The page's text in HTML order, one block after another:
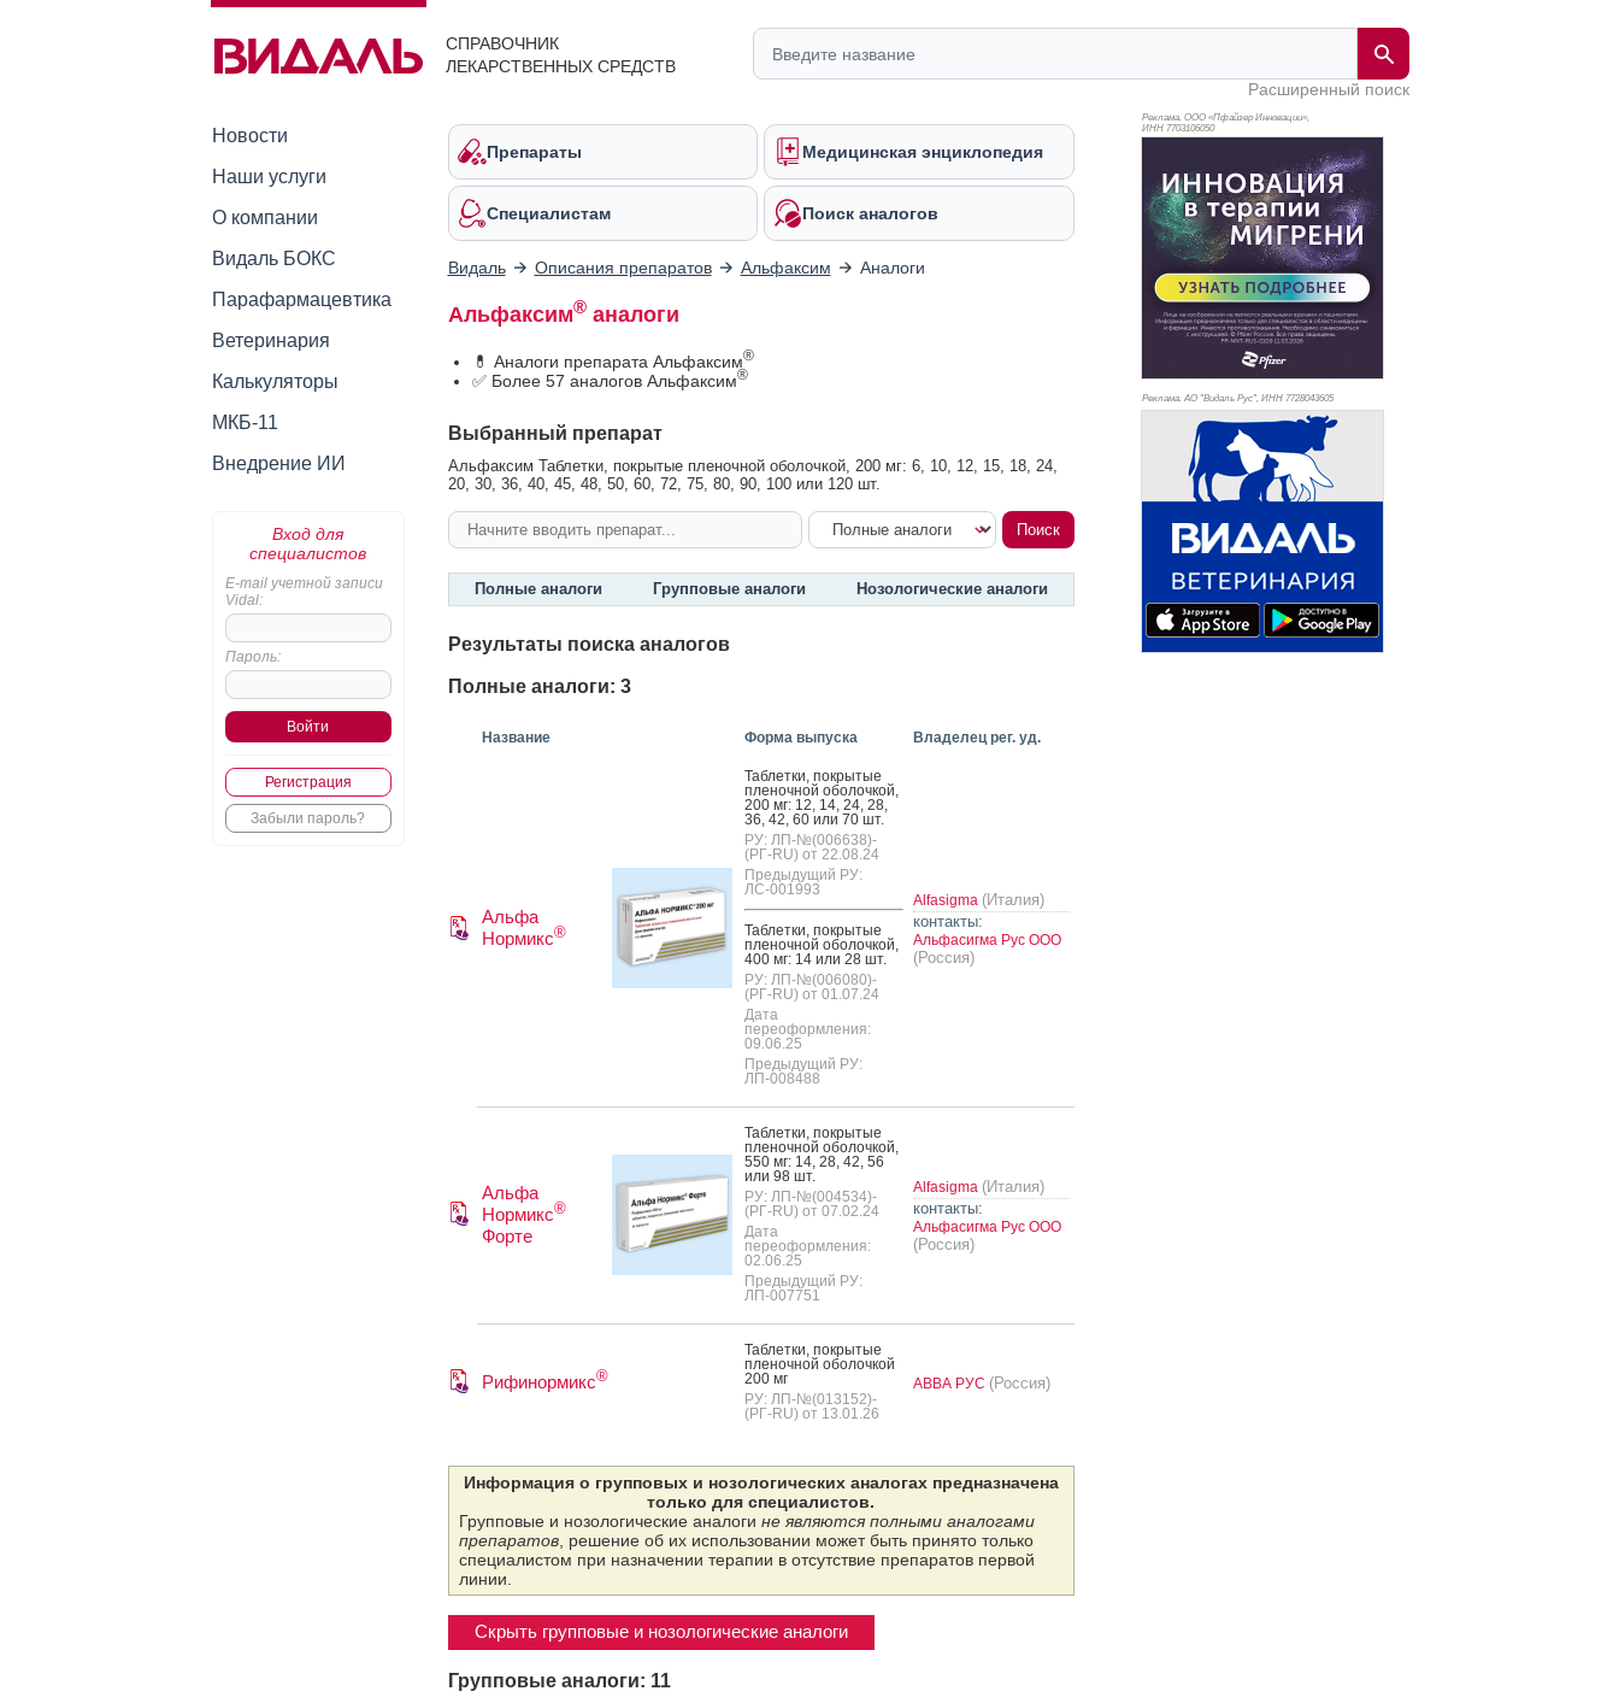
СПРАВОЧНИК
ЛЕКАРСТВЕННЫХ СРЕДСТВ
Расширенный поиск
Новости
Наши услуги
О компании
Видаль БОКС
Парафармацевтика
Ветеринария
Калькуляторы
МКБ-11
Внедрение ИИ
Вход для
специалистов
E-mail учетной записи
Vidal:
Пароль:
Регистрация
Забыли пароль?
Препараты Медицинская энциклопедия
Специалистам Поиск аналогов
Видаль Описания препаратов Альфаксим Аналоги
Альфаксим®аналоги
💊 Аналоги препарата Альфаксим®
✅ Более 57 аналогов Альфаксим®
Выбранный препарат
Альфаксим Таблетки, покрытые пленочной оболочкой, 200 мг: 6, 10, 12, 15, 18, 24,
20, 30, 36, 40, 45, 48, 50, 60, 72, 75, 80, 90, 100 или 120 шт.
Полные аналоги Групповые аналоги Нозологические аналоги
Результаты поиска аналогов
Полные аналоги: 3
Название Форма выпуска Владелец рег. уд.
Альфа
Нормикс®
Таб­летки, пок­ры­тые
пле­ноч­ной обо­лоч­кой,
200 мг: 12, 14, 24, 28,
36, 42, 60 или 70 шт.
РУ: ЛП-№(006638)-
(РГ-RU) от 22.08.24
Предыдущий РУ:
ЛС-001993
Таб­летки, пок­ры­тые
пле­ноч­ной обо­лоч­кой,
400 мг: 14 или 28 шт.
РУ: ЛП-№(006080)-
(РГ-RU) от 01.07.24
Дата
переоформления:
09.06.25
Предыдущий РУ:
ЛП-008488
Alfasigma (Италия)
контакты:
Альфасигма Рус ООО
(Россия)
Альфа
Нормикс®
Форте
Таб­летки, пок­ры­тые
пле­ноч­ной обо­лоч­кой,
550 мг: 14, 28, 42, 56
или 98 шт.
РУ: ЛП-№(004534)-
(РГ-RU) от 07.02.24
Дата
переоформления:
02.06.25
Предыдущий РУ:
ЛП-007751
Alfasigma (Италия)
контакты:
Альфасигма Рус ООО
(Россия)
Рифинормикс®
Таб­летки, пок­ры­тые
пле­ноч­ной обо­лоч­кой
200 мг
РУ: ЛП-№(013152)-
(РГ-RU) от 13.01.26
АВВА РУС (Россия)
Информация о групповых и нозологических аналогах предназначена
только для специалистов.
Групповые и нозологические аналоги не являются полными аналогами
препаратов, решение об их использовании может быть принято только
специалистом при назначении терапии в отсутствие препаратов первой
линии.
Скрыть групповые и нозологические аналоги
Групповые аналоги: 11
Реклама. ООО «Пфайзер Инновации»,
ИНН 7703106050
Реклама. АО "Видаль Рус", ИНН 7728043605